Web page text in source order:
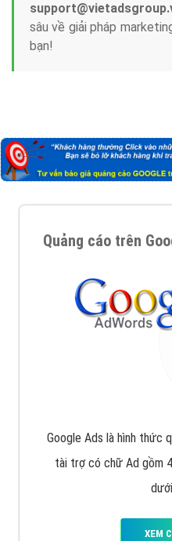
sâu về giải pháp
bạn!
Quảng cáo trên
Google Ads là hình thức
tài trợ có chữ Ad gồm
XEM